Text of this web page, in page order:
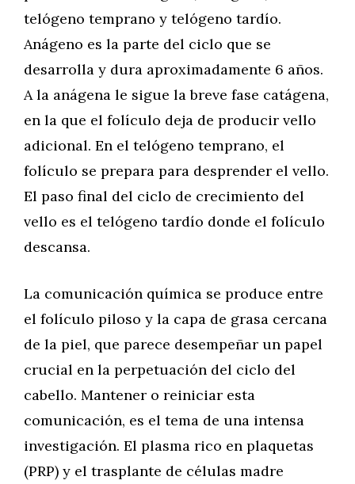
telógeno temprano y telógeno tardío.
Anágeno es la parte del ciclo que se
desarrolla y dura aproximadamente 6 años.
A la anágena le sigue la breve fase catágena,
en la que el folículo deja de producir vello
adicional. En el telógeno temprano, el
folículo se prepara para desprender el vello.
El paso final del ciclo de crecimiento del
vello es el telógeno tardío donde el folículo
descansa.
La comunicación química se produce entre
el folículo piloso y la capa de grasa cercana
de la piel, que parece desempeñar un papel
crucial en la perpetuación del ciclo del
cabello. Mantener o reiniciar esta
comunicación, es el tema de una intensa
investigación. El plasma rico en plaquetas
(PRP) y el trasplante de células madre